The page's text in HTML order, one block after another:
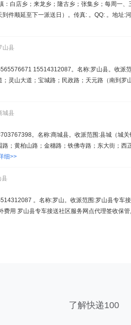
：白店乡；来龙乡；隆古乡；张集乡；每周一
件顺延至下一派送日）。传真: 。QQ: 。地址:
山县
15514312087。名称:罗山县。收派
灵山大道；宝城路；民政路；天元路（南到罗
城县
。名称:商城县。收派范围:县城（城
；黄柏山路；金穗路；铁佛寺路；东大街；西
细>>
县
。名称:罗山。收派范围:罗山县专车
费用 罗山县专车接送社区服务网点代理签收保
了解快递100